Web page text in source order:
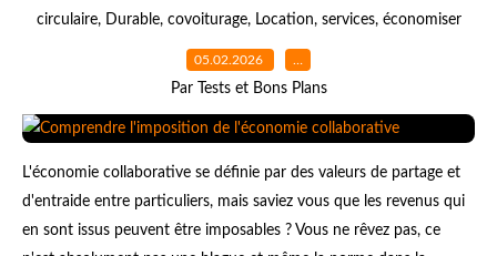
circulaire, Durable, covoiturage, Location, services, économiser
05.02.2026 …
Par Tests et Bons Plans
L'économie collaborative se définie par des valeurs de partage et
d'entraide entre particuliers, mais saviez vous que les revenus qui
en sont issus peuvent être imposables ? Vous ne rêvez pas, ce